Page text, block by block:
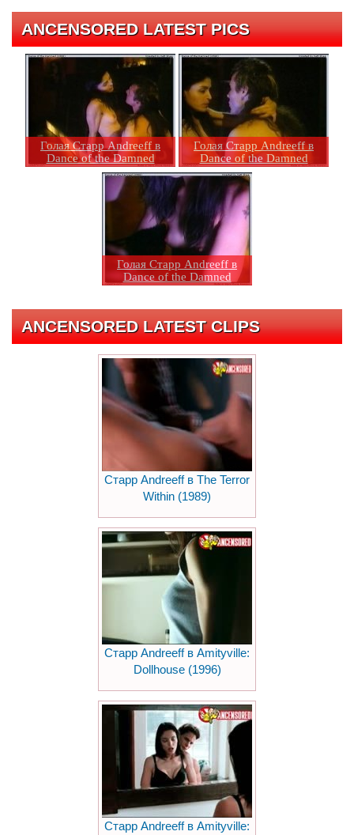
ANCENSORED LATEST PICS
Голая Старр Andreeff в
Dance of the Damned
Голая Старр Andreeff в
Dance of the Damned
Голая Старр Andreeff в
Dance of the Damned
ANCENSORED LATEST CLIPS
Старр Andreeff в The Terror
Within (1989)
Старр Andreeff в Amityville:
Dollhouse (1996)
Старр Andreeff в Amityville: